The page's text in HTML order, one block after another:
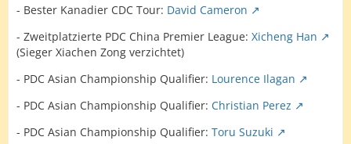
- Bester Kanadier CDC Tour: David Cameron
- Zweitplatzierte PDC China Premier League: Xicheng Han
(Sieger Xiachen Zong verzichtet)
- PDC Asian Championship Qualifier: Lourence Ilagan
- PDC Asian Championship Qualifier: Christian Perez
- PDC Asian Championship Qualifier: Toru Suzuki